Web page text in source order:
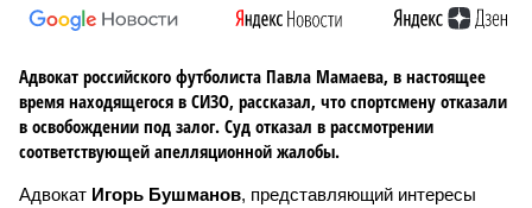
Адвокат российского футболиста Павла Мамаева, в настоящее
время находящегося в СИЗО, рассказал, что спортсмену отказали
в освобождении под залог. Суд отказал в рассмотрении
соответствующей апелляционной жалобы.
Адвокат Игорь Бушманов, представляющий интересы